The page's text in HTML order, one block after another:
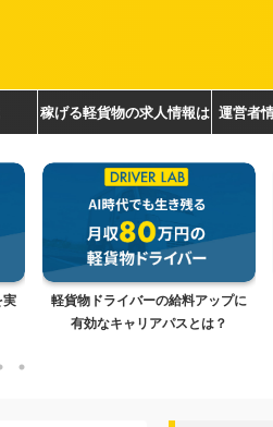
稼げる軽貨物の求人情報は 運営者
に
「軽貨物ドライバーに転職する際
のメリットとデメリットを...